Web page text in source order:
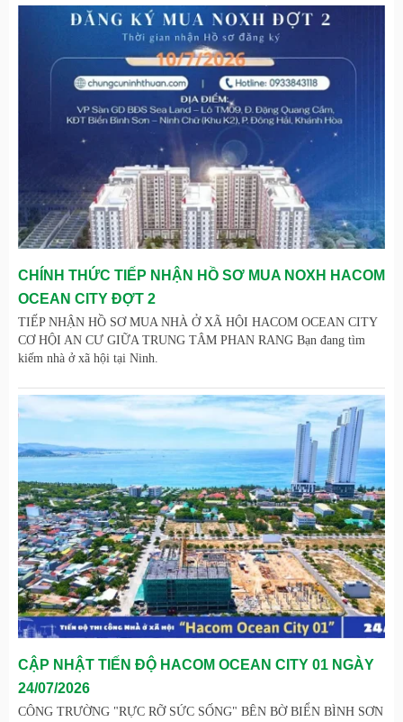
CHÍNH THỨC TIẾP NHẬN HỒ SƠ MUA NOXH HACOM
OCEAN CITY ĐỢT 2
TIẾP NHẬN HỒ SƠ MUA NHÀ Ở XÃ HỘI HACOM OCEAN CITY
CƠ HỘI AN CƯ GIỮA TRUNG TÂM PHAN RANG Bạn đang tìm
kiếm nhà ở xã hội tại Ninh.
CẬP NHẬT TIẾN ĐỘ HACOM OCEAN CITY 01 NGÀY
24/07/2026
CÔNG TRƯỜNG "RỰC RỠ SỨC SỐNG" BÊN BỜ BIỂN BÌNH SƠN